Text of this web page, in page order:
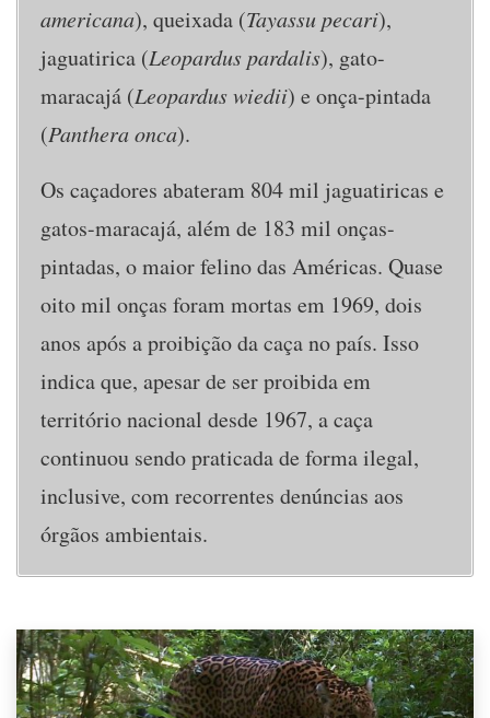
americana), queixada (Tayassu pecari),
jaguatirica (Leopardus pardalis), gato-
maracajá (Leopardus wiedii) e onça-pintada
(Panthera onca).
Os caçadores abateram 804 mil jaguatiricas e
gatos-maracajá, além de 183 mil onças-
pintadas, o maior felino das Américas. Quase
oito mil onças foram mortas em 1969, dois
anos após a proibição da caça no país. Isso
indica que, apesar de ser proibida em
território nacional desde 1967, a caça
continuou sendo praticada de forma ilegal,
inclusive, com recorrentes denúncias aos
órgãos ambientais.